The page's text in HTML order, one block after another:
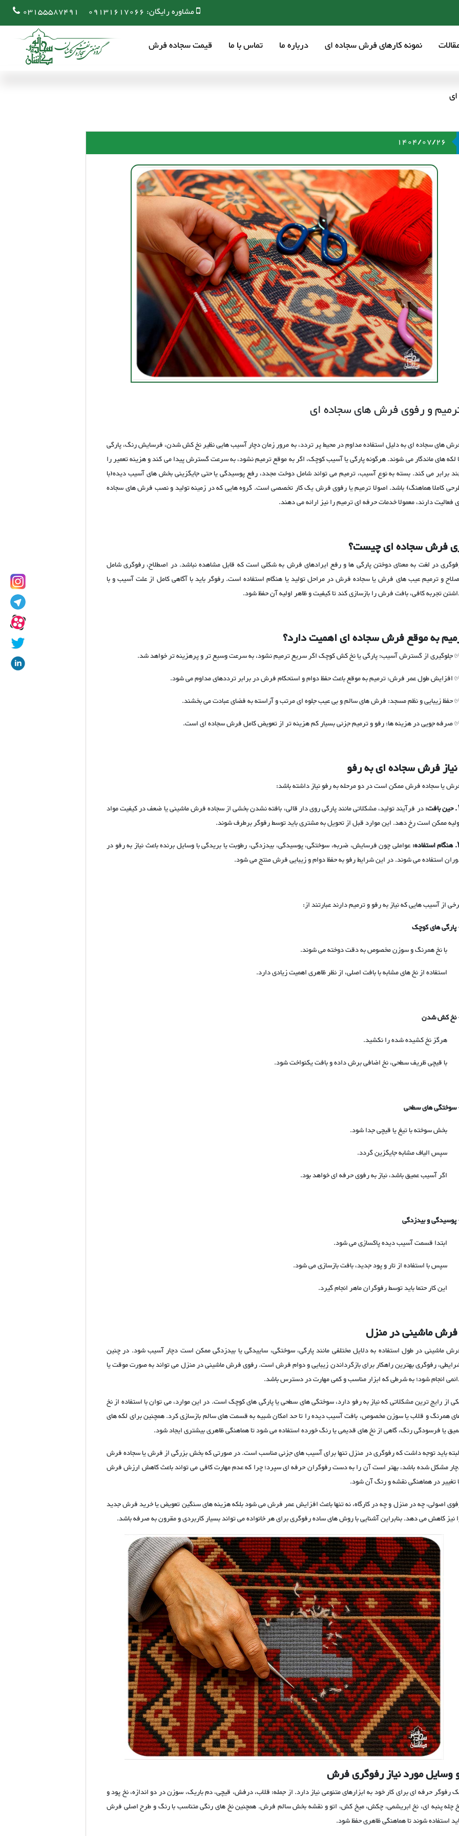
مشاوره رایگان: 09131617066
03155587491
نمونه کارهای فرش سجاده ای درباره ما تماس با ما قیمت سجاده فرش
1404/07/26
و رفوی فرش های سجاده ای
های سجاده ای به دلیل استفاده مداوم در محیط پر تردد، به مرور زمان دچار آسیب هایی نظیر نخ کش شدن، فرسایش رنگ، پارگی
لکه های ماندگار می شوند. هرگونه پارگی یا آسیب کوچک، اگر به موقع ترمیم نشود، به سرعت گسترش پیدا می کند و هزینه تعمیر را
برابر می کند. بسته به نوع آسیب، ترمیم می تواند شامل دوخت مجدد، رفع پوسیدگی یا حتی جایگزینی بخش های آسیب دیده(با
کاملا هماهنگ) باشد. اصولا ترمیم یا رفوی فرش یک کار تخصصی است. گروه هایی که در زمینه تولید و نصب فرش های سجاده
فعالیت دارند، معمولا خدمات حرفه ای ترمیم را نیز ارائه می دهند.
فرش سجاده ای چیست؟
در لغت به معنای دوختن پارگی ها و رفع ایرادهای فرش به شکلی است که قابل مشاهده نباشد. در اصطلاح، رفوگری شامل
و ترمیم عیب های فرش یا سجاده فرش در مراحل تولید یا هنگام استفاده است. رفوگر باید با آگاهی کامل از علت آسیب و با
تجربه کافی، بافت فرش را بازسازی کند تا کیفیت و ظاهر اولیه آن حفظ شود.
به موقع فرش سجاده ای اهمیت دارد؟
جلوگیری از گسترش آسیب: پارگی یا نخ کش کوچک اگر سریع ترمیم نشود، به سرعت وسیع تر و پرهزینه تر خواهد شد.
افزایش طول عمر فرش: ترمیم به موقع باعث حفظ دوام و استحکام فرش در برابر ترددهای مداوم می شود.
حفظ زیبایی و نظم مسجد: فرش های سالم و بی عیب جلوه ای مرتب و آراسته به فضای عبادت می بخشند.
صرفه جویی در هزینه ها: رفو و ترمیم جزئی بسیار کم هزینه تر از تعویض کامل فرش سجاده ای است.
نیاز فرش سجاده ای به رفو
یا سجاده فرش ممکن است در دو مرحله به رفو نیاز داشته باشد:
حین بافت:در فرآیند تولید، مشکلاتی مانند پارگی روی دار قالی، بافته نشدن بخشی از سجاده فرش ماشینی یا ضعف در کیفیت مواد
ممکن است رخ دهد. این موارد قبل از تحویل به مشتری باید توسط رفوگر برطرف شوند.
هنگام استفاده:عواملی چون فرسایش، ضربه، سوختگی، پوسیدگی، بیدزدگی، رطوبت یا بریدگی با وسایل برنده باعث نیاز به رفو در
استفاده می شوند. در این شرایط رفو به حفظ دوام و زیبایی فرش منتج می شود.
از آسیب هایی که نیاز به رفو و ترمیم دارند عبارتند از:
پارگی های کوچک
با نخ همرنگ و سوزن مخصوص به دقت دوخته می شوند.
استفاده از نخ های مشابه با بافت اصلی، از نظر ظاهری اهمیت زیادی دارد.
نخ کش شدن
هرگز نخ کشیده شده را نکشید.
با قیچی ظریف سطحی، نخ اضافی برش داده و بافت یکنواخت شود.
سوختگی های سطحی
بخش سوخته با تیغ یا قیچی جدا شود.
سپس الیاف مشابه جایگزین گردد.
اگر آسیب عمیق باشد، نیاز به رفوی حرفه ای خواهد بود.
پوسیدگی و بیدزدگی
ابتدا قسمت آسیب دیده پاکسازی می شود.
سپس با استفاده از تار و پود جدید، بافت بازسازی می شود.
این کار حتما باید توسط رفوگران ماهر انجام گیرد.
ماشینی در منزل
ماشینی در طول استفاده به دلایل مختلفی مانند پارگی، سوختگی، ساییدگی یا بیدزدگی ممکن است دچار آسیب شود. در چنین
رفوگری بهترین راهکار برای بازگرداندن زیبایی و دوام فرش است. رفوی فرش ماشینی در منزل می تواند به صورت موقت یا
انجام شود؛ به شرطی که ابزار مناسب و کمی مهارت در دسترس باشد.
از رایج ترین مشکلاتی که نیاز به رفو دارد، سوختگی های سطحی یا پارگی های کوچک است. در این موارد، می توان با استفاده از نخ
همرنگ و قلاب یا سوزن مخصوص، بافت آسیب دیده را تا حد امکان شبیه به قسمت های سالم بازسازی کرد. همچنین برای لکه های
یا فرسودگی رنگ، گاهی از نخ های قدیمی یا رنگ خورده استفاده می شود تا هماهنگی ظاهری بیشتری ایجاد شود.
باید توجه داشت که رفوگری در منزل تنها برای آسیب های جزئی مناسب است. در صورتی که بخش بزرگی از فرش یا سجاده فرش
مشکل شده باشد، بهتر است آن را به دست رفوگران حرفه ای سپرد؛ چرا که عدم مهارت کافی می تواند باعث کاهش ارزش فرش
تغییر در هماهنگی نقشه و رنگ آن شود.
اصولی، چه در منزل و چه در کارگاه، نه تنها باعث افزایش عمر فرش می شود بلکه هزینه های سنگین تعویض یا خرید فرش جدید
نیز کاهش می دهد. بنابراین آشنایی با روش های ساده رفوگری برای هر خانواده می تواند بسیار کاربردی و مقرون به صرفه باشد.
و وسایل مورد نیاز رفوگری فرش
رفوگر حرفه ای برای کار خود به ابزارهای متنوعی نیاز دارد. از جمله: قلاب، درفش، قیچی، دم باریک، سوزن در دو اندازه، نخ پود و
چله پنبه ای، نخ ابریشمی، چکش، میخ کش، اتو و نقشه بخش سالم فرش. همچنین نخ های رنگی متناسب با رنگ و طرح اصلی فرش
استفاده شوند تا هماهنگی ظاهری حفظ شود.